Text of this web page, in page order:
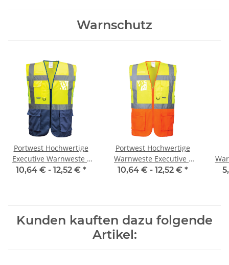
Warnschutz
Portwest Hochwertige
Executive Warnweste -
two tone gelb / marine
10,64 € - 12,52 € *
Portwest Hochwertige
Warnweste Executive -
two tone gelb / orange
10,64 € - 12,52 € *
Kunden kauften dazu folgende
Artikel: